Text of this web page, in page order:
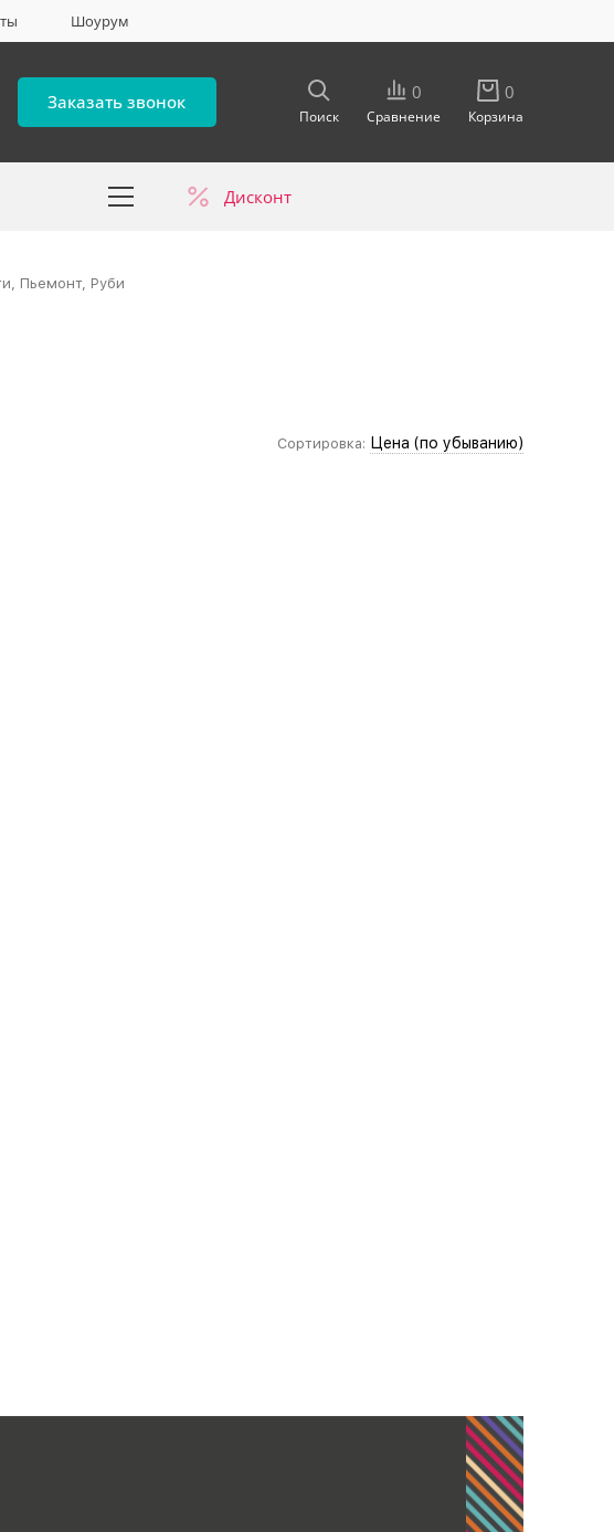
Шоурум
Заказать звонок
Поиск
0
Сравнение
0
Корзина
Дисконт
Пьемонт, Руби
Сортировка: Цена (по убыванию)